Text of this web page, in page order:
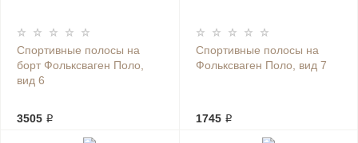
Спортивные полосы на
борт Фольксваген Поло,
вид 6
3505 ₽
Спортивные полосы на
Фольксваген Поло, вид 7
1745 ₽